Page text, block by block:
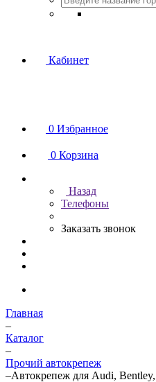
Кабинет
0 Избранное
0 Корзина
Назад
Телефоны
Заказать звонок
Главная
–
Каталог
–
Прочий автокрепеж
–Автокрепеж для Audi,